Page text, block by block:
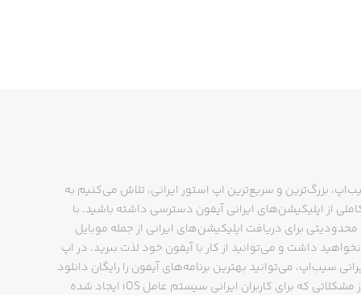
بزرگ‌ترین و سریع‌ترین اپ استور ایرانی، تلاش می‌کنیم به
از اپلیکیشن‌های ایرانی آیفون دسترسی داشته باشید. با
برای دریافت اپلیکیشن‌های ایرانی از جمله موبایل
داشت و می‌توانید از کار با آیفون خود لذت ببرید. در اپ
سیب‌اپ، می‌توانید بهترین برنامه‌های آیفون را رایگان دانلود
کنید و از مشکلاتی که برای کاربران ایرانی سیستم عامل iOS ایجاد شده